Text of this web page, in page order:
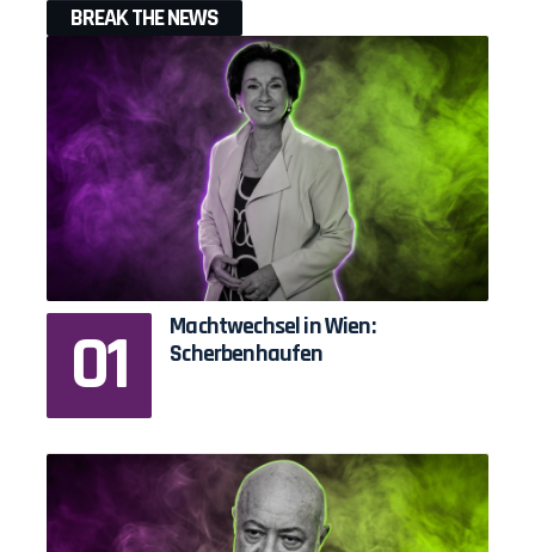
BREAK THE NEWS
Machtwechsel in Wien:
Scherbenhaufen